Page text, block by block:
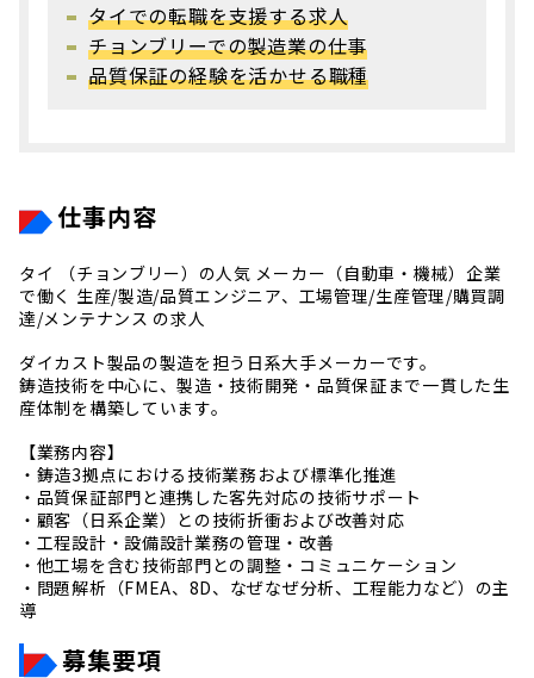
タイでの転職を支援する求人
チョンブリーでの製造業の仕事
品質保証の経験を活かせる職種
仕事内容
タイ （チョンブリー）の人気 メーカー（自動車・機械）企業
で働く 生産/製造/品質エンジニア、工場管理/生産管理/購買調
達/メンテナンス の求人
ダイカスト製品の製造を担う日系大手メーカーです。
鋳造技術を中心に、製造・技術開発・品質保証まで一貫した生
産体制を構築しています。
【業務内容】
・鋳造3拠点における技術業務および標準化推進
・品質保証部門と連携した客先対応の技術サポート
・顧客（日系企業）との技術折衝および改善対応
・工程設計・設備設計業務の管理・改善
・他工場を含む技術部門との調整・コミュニケーション
・問題解析（FMEA、8D、なぜなぜ分析、工程能力など）の主
導
募集要項